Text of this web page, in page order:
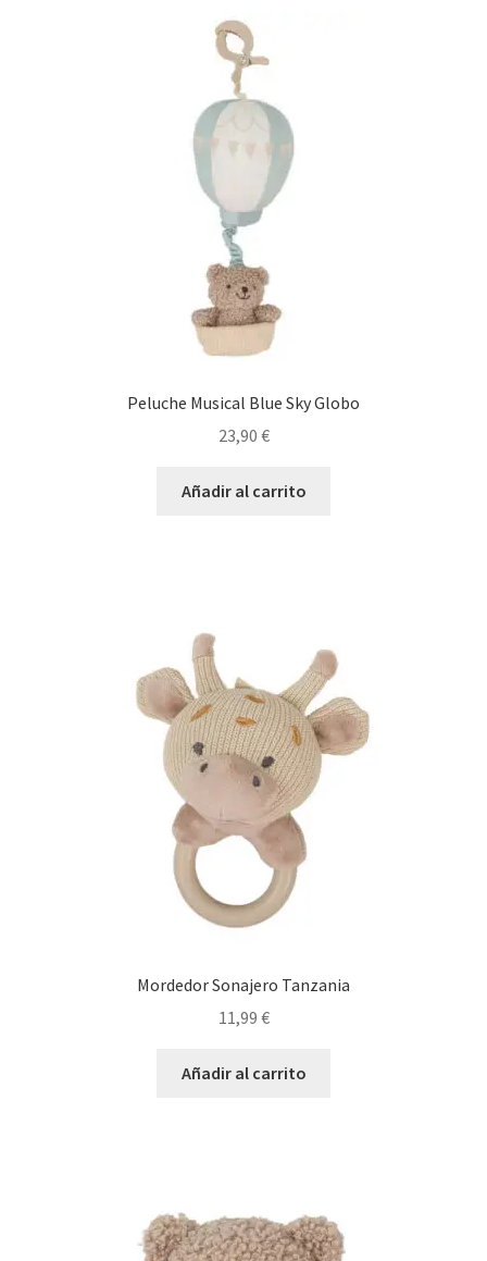
Peluche Musical Blue Sky Globo
23,90 €
Añadir al carrito
Mordedor Sonajero Tanzania
11,99 €
Añadir al carrito